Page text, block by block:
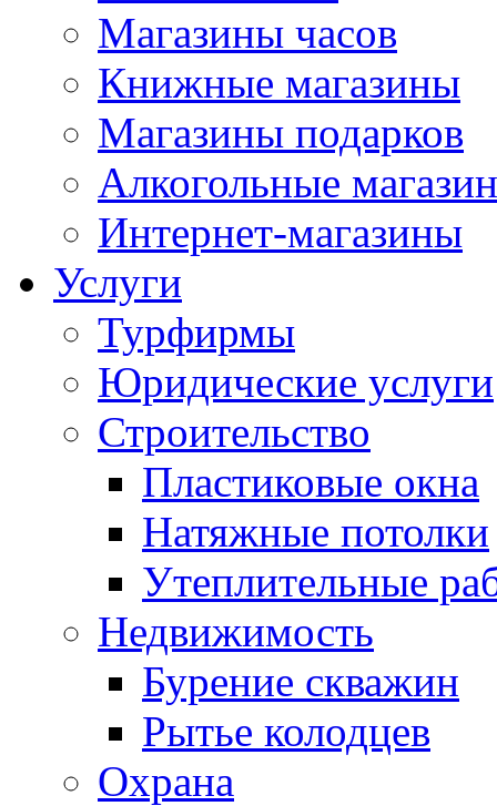
Магазины часов
Книжные магазины
Магазины подарков
Алкогольные
Интернет-магазины
Услуги
Турфирмы
Юридические услуги
Строительство
Пластиковые окна
Натяжные потолки
Утеплительные
Недвижимость
Бурение скважин
Рытье колодцев
Охрана